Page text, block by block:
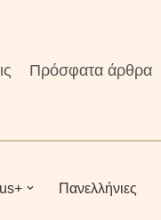
Πρόσφατα άρθρα
Πανελλήνιες